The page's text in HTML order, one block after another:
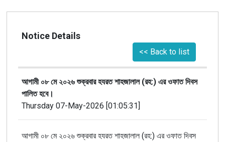
Notice Details
<< Back to list
আগামী ০৮ মে ২০২৬ শুক্রবার হযরত শাহজালাল (রহ:) এর ওফাত দিবস
পালিত হবে।
Thursday 07-May-2026 [01:05:31]
আগামী ০৮ মে ২০২৬ শুক্রবার হযরত শাহজালাল (রহ:) এর ওফাত দিবস